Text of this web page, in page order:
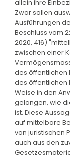
allein ihre
Zwar sollen
Ausführungen
Beschluss vom
2020, 416)
zwischen einer
des öffentlichen
des öffentlichen
Weise in den
gelangen, wie
ist. Diese
auf mittelbare
von juristischen
auch aus den